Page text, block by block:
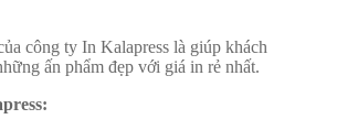
công ty In Kalapress là giúp khách
ấn phẩm đẹp với giá in rẻ nhất.